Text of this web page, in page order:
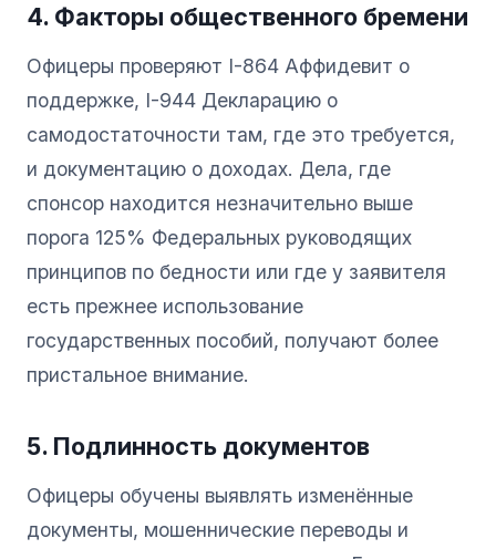
4. Факторы общественного бремени
Офицеры проверяют I-864 Аффидевит о
поддержке, I-944 Декларацию о
самодостаточности там, где это требуется,
и документацию о доходах. Дела, где
спонсор находится незначительно выше
порога 125% Федеральных руководящих
принципов по бедности или где у заявителя
есть прежнее использование
государственных пособий, получают более
пристальное внимание.
5. Подлинность документов
Офицеры обучены выявлять изменённые
документы, мошеннические переводы и